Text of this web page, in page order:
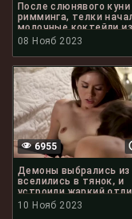
После слюнявого куни
римминга, телки
молочные коктейли
08 Нояб 2023
6955
Демоны выбрались из
вселились в тянок, и
устроили жаркий
клиторов
10 Нояб 2023